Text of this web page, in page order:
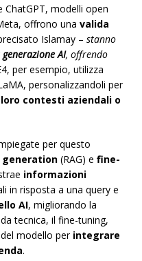
modelli open
offrono una valida
Islamay – stanno
AI, offrendo
per esempio, utilizza
personalizzandoli per
contesti aziendali o
per questo
(RAG) e fine-
informazioni
in risposta a una query e
AI, migliorando la
tecnica, il fine-tuning,
modello per integrare
.